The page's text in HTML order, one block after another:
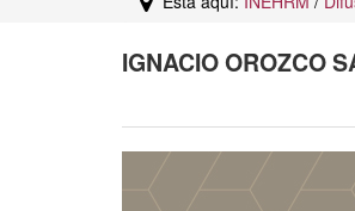
IGNACIO OROZCO